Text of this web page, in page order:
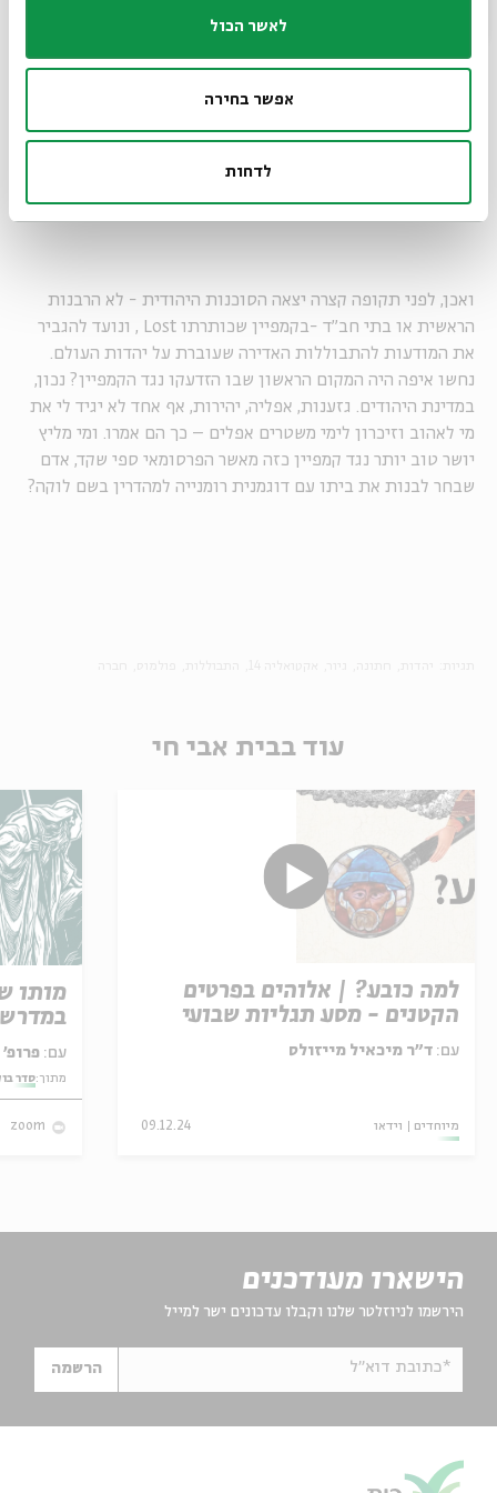
לאשר הכול
אפשר בחירה
לדחות
"רגע רגע", מזדעקת הטוקבקיסטית הנזעמת, "מבחינתי צ'לסי
אחת שווה יותר מ-500 דוסיות שמגדלות ילדים בבני ברק, ואני
ואכן, לפני תקופה קצרה יצאה הסוכנות היהודית - לא הרבנות
הראשית או בתי חב"ד -בקמפיין שכותרתו Lost , ונועד להגביר
את המודעות להתבוללות האדירה שעוברת על יהדות העולם.
נחשו איפה היה המקום הראשון שבו הזדעקו נגד הקמפיין? נכון,
במדינת היהודים. גזענות, אפליה, יהירות, אף אחד לא יגיד לי את
מי לאהוב וזיכרון לימי משטרים אפלים – כך הם אמרו. ומי מליץ
יושר טוב יותר נגד קמפיין כזה מאשר הפרסומאי ספי שקד, אדם
שבחר לבנות את ביתו עם דוגמנית רומנייה למהדרין בשם לוקה?
עוד בבית אבי חי
למה כובע? | אלוהים בפרטים
הקטנים - מסע תגליות שבועי
בעולם האמנותעם: ד"ר מיכאיל מייזולס
מיוחדים וידאו 09.12.24
מותו
עם: פרופ' אביגדור שנאן
מתוך:סדר
zoom
הישארו מעודכנים
הירשמו לניוזלטר שלנו וקבלו עדכונים ישר למייל
*כתובת דוא"ל הרשמה